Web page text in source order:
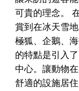
可貴的理念。
賞到在冰天雪
極狐、企鵝、
的特點是引入
中心。讓動物
舒適的設施居